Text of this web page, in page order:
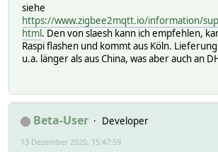
siehe
https://www.zigbee2mqtt.io/information/
html. Den von slaesh kann ich empfehlen,
Raspi flashen und kommt aus Köln.
u.a. länger als aus China, was aber auch an
Beta-User
Developer
13 Dezember 2020, 15:47:59